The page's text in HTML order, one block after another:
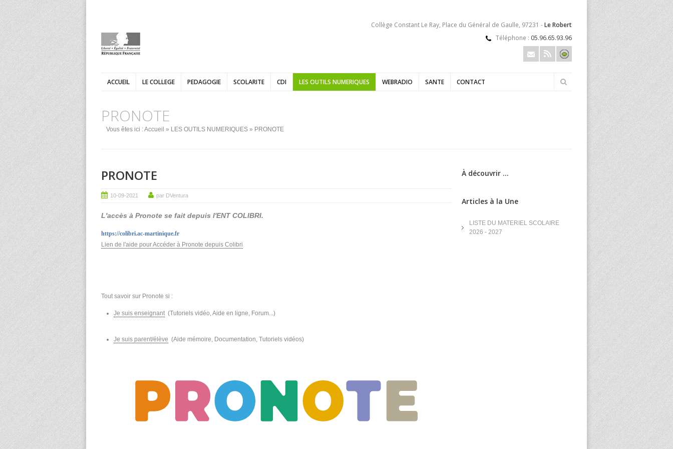
Collège Constant Le Ray, Place du Général de Gaulle, 97231 -Le Robert
Téléphone : 05.96.65.93.96
ACCUEIL LE COLLEGE PEDAGOGIE SCOLARITE CDI LES OUTILS NUMERIQUES WEBRADIO SANTE CONTACT
PRONOTE
Vous êtes ici :Accueil » LES OUTILS NUMERIQUES » PRONOTE
PRONOTE
10-09-2021 par DVentura
L'accès à Pronote se fait depuis l'ENT COLIBRI.
https://colibri.ac-martinique.fr
Lien de l'aide pour Accéder à Pronote depuis Colibri
Tout savoir sur Pronote si :
Je suis enseignant (Tutoriels vidéo, Aide en ligne, Forum...)
Je suis parent/élève (Aide mémoire, Documentation, Tutoriels vidéos)
À découvrir ...
Articles à la Une
LISTE DU MATERIEL SCOLAIRE
2026 - 2027